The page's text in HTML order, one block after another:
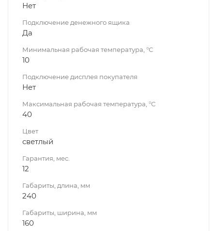
Нет
Подключение денежного ящика
Да
Минимальная рабочая температура, °C
10
Подключение дисплея покупателя
Нет
Максимальная рабочая температура, °C
40
Цвет
светлый
Гарантия, мес.
12
Габариты, длина, мм
240
Габариты, ширина, мм
160